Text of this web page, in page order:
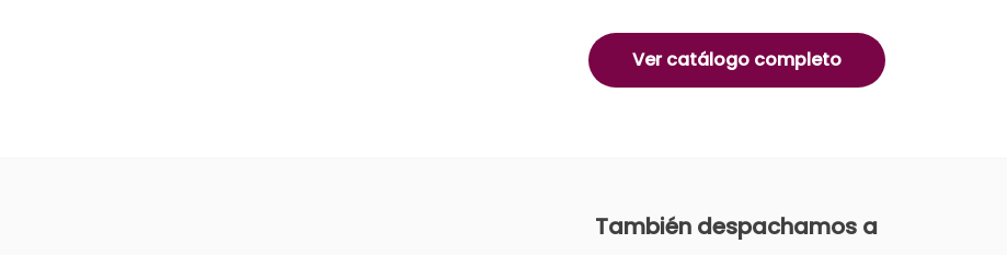
Ver catálogo completo
También despachamos a